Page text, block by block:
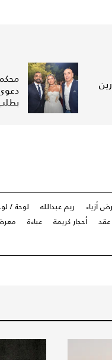
أزياء ريم عبدالله
لوحة /
عقد أحجار كريمة عباءة